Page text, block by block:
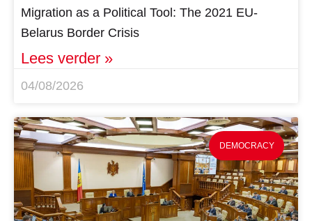
Migration as a Political Tool: The 2021 EU-
Belarus Border Crisis
Lees verder »
04/08/2026
DEMOCRACY